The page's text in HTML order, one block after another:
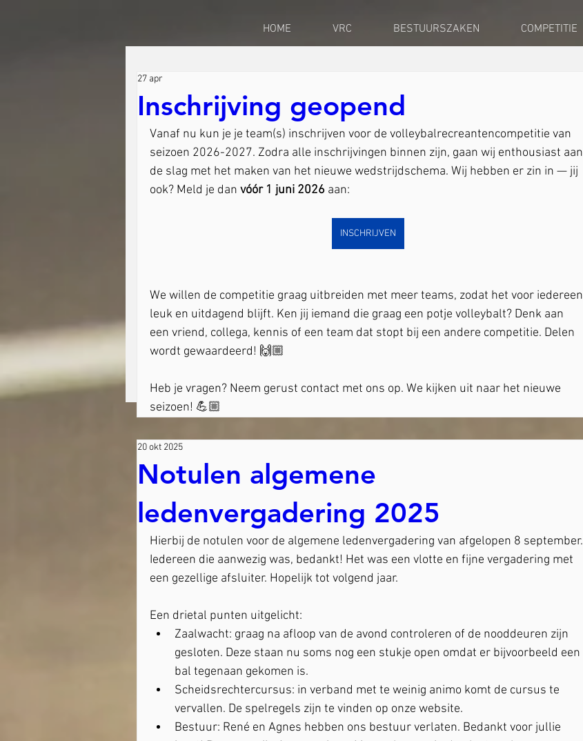
HOME VRC BESTUURSZAKEN COMPETITIE
Inschrijving geopend
27 apr
Vanaf nu kun je je team(s) inschrijven voor de volleybalrecreantencompetitie van
seizoen 2026-2027. Zodra alle inschrijvingen binnen zijn, gaan wij enthousiast aan
de slag met het maken van het nieuwe wedstrijdschema. Wij hebben er zin in — jij
ook? Meld je dan vóór 1 juni 2026 aan:
INSCHRIJVEN
We willen de competitie graag uitbreiden met meer teams, zodat het voor iedereen
leuk en uitdagend blijft. Ken jij iemand die graag een potje volleybalt? Denk aan
een vriend, collega, kennis of een team dat stopt bij een andere competitie. Delen
wordt gewaardeerd! 🙌🏼
Heb je vragen? Neem gerust contact met ons op. We kijken uit naar het nieuwe
seizoen! 💪🏼
Notulen algemene
ledenvergadering 2025
20 okt 2025
Hierbij de notulen voor de algemene ledenvergadering van afgelopen 8 september.
Iedereen die aanwezig was, bedankt! Het was een vlotte en fijne vergadering met
een gezellige afsluiter. Hopelijk tot volgend jaar.
Een drietal punten uitgelicht:
Zaalwacht: graag na afloop van de avond controleren of de nooddeuren zijn
gesloten. Deze staan nu soms nog een stukje open omdat er bijvoorbeeld een
bal tegenaan gekomen is.
Scheidsrechtercursus: in verband met te weinig animo komt de cursus te
vervallen. De spelregels zijn te vinden op onze website.
Bestuur: René en Agnes hebben ons bestuur verlaten. Bedankt voor jullie